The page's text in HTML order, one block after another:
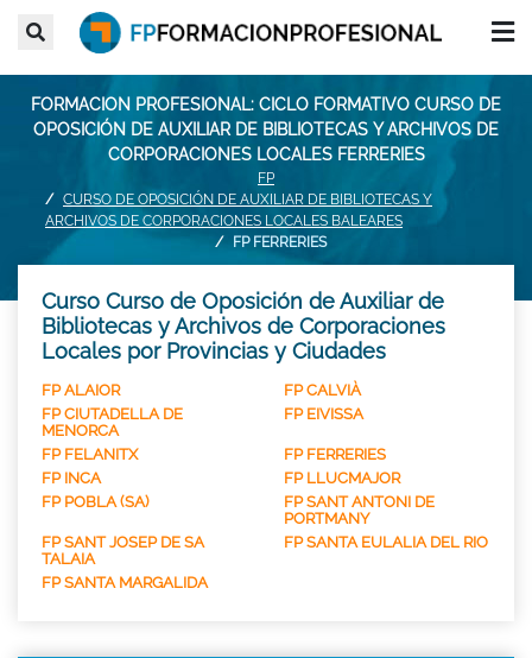
FORMACION PROFESIONAL: CICLO FORMATIVO CURSO DE
OPOSICIÓN DE AUXILIAR DE BIBLIOTECAS Y ARCHIVOS DE
CORPORACIONES LOCALES FERRERIES
FP
CURSO DE OPOSICIÓN DE AUXILIAR DE BIBLIOTECAS Y
ARCHIVOS DE CORPORACIONES LOCALES BALEARES
FP FERRERIES
Curso Curso de Oposición de Auxiliar de
Bibliotecas y Archivos de Corporaciones
Locales por Provincias y Ciudades
FP ALAIOR
FP CALVIÀ
FP CIUTADELLA DE
MENORCA
FP EIVISSA
FP FELANITX
FP FERRERIES
FP INCA
FP LLUCMAJOR
FP POBLA (SA)
FP SANT ANTONI DE
PORTMANY
FP SANT JOSEP DE SA
TALAIA
FP SANTA EULALIA DEL RIO
FP SANTA MARGALIDA